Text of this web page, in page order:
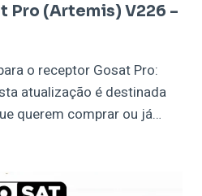
Pro (Artemis) V226 –
o receptor Gosat Pro:
atualização é destinada
querem comprar ou já…